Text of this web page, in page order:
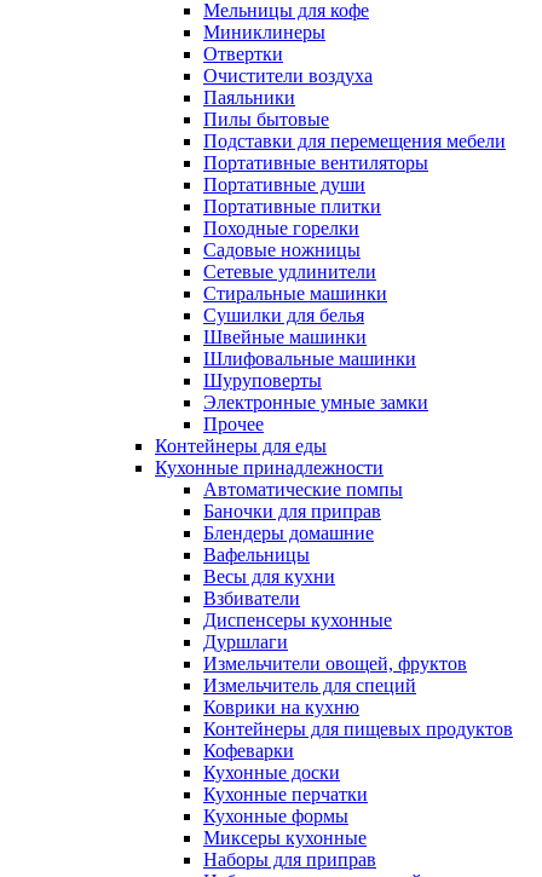
Мельницы для кофе
Миниклинеры
Отвертки
Очистители воздуха
Паяльники
Пилы бытовые
Подставки для перемещения мебели
Портативные вентиляторы
Портативные души
Портативные плитки
Походные горелки
Садовые ножницы
Сетевые удлинители
Стиральные машинки
Сушилки для белья
Швейные машинки
Шлифовальные машинки
Шуруповерты
Электронные умные замки
Прочее
Контейнеры для еды
Кухонные принадлежности
Автоматические помпы
Баночки для приправ
Блендеры домашние
Вафельницы
Весы для кухни
Взбиватели
Диспенсеры кухонные
Дуршлаги
Измельчители овощей, фруктов
Измельчитель для специй
Коврики на кухню
Контейнеры для пищевых продуктов
Кофеварки
Кухонные доски
Кухонные перчатки
Кухонные формы
Миксеры кухонные
Наборы для приправ